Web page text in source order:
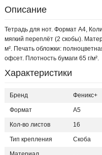
Описание
Тетрадь для нот. Формат А4,
мягкий переплёт (2 скобы).
м². Печать обложки:
офсет. Плотность бумаги 65 г/м².
Характеристики
Бренд Феникс+
Формат А5
Кол-во листов 16
Тип крепления Скоба